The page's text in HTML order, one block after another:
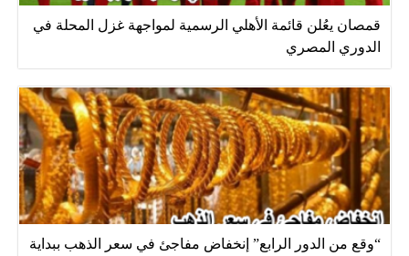
قمصان يعُلن قائمة الأهلي الرسمية لمواجهة غزل المحلة في
الدوري المصري
“وقع من الدور الرابع” إنخفاض مفاجئ في سعر الذهب ببداية